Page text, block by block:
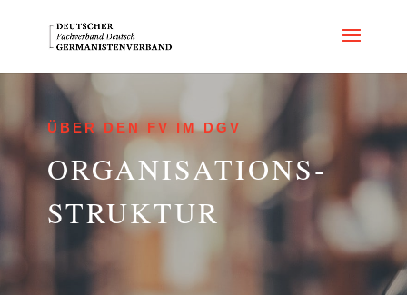
ÜBER DEN FV IM DGV
OR­GA­NI­SA­TI­ONS­
STRUK­TUR